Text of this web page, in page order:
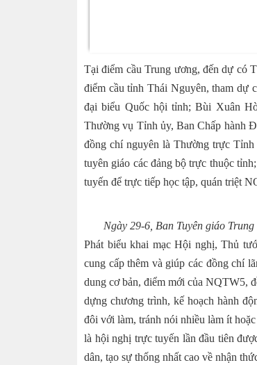
Tại điểm cầu Trung ương, đến dự có
điểm cầu tỉnh Thái Nguyên, tham
đại biểu Quốc hội tỉnh; Bùi Xuân
Thường vụ Tỉnh ủy, Ban Chấp hành
đồng chí nguyên là Thường trực
tuyên giáo các đảng bộ trực thuộc
tuyến để trực tiếp học tập, quán triệt
Ngày 29-6, Ban Tuyên giáo
Phát biểu khai mạc Hội nghị, Thủ
cung cấp thêm và giúp các đồng chí
dung cơ bản, điểm mới của NQTW5,
dựng chương trình, kế hoạch hành
đôi với làm, tránh nói nhiều làm ít
là hội nghị trực tuyến lần đầu tiên
dân, tạo sự thống nhất cao về nhận